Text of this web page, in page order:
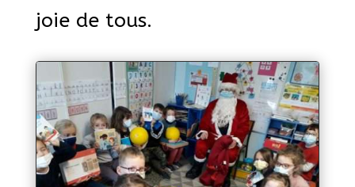
joie de tous.